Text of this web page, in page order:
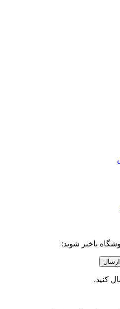
باخبر شوید:
کنید.